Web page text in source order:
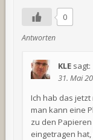
0
Antworten
KLE sagt:
31. Mai
Ich hab das
man kann eine
zu den
eingetragen